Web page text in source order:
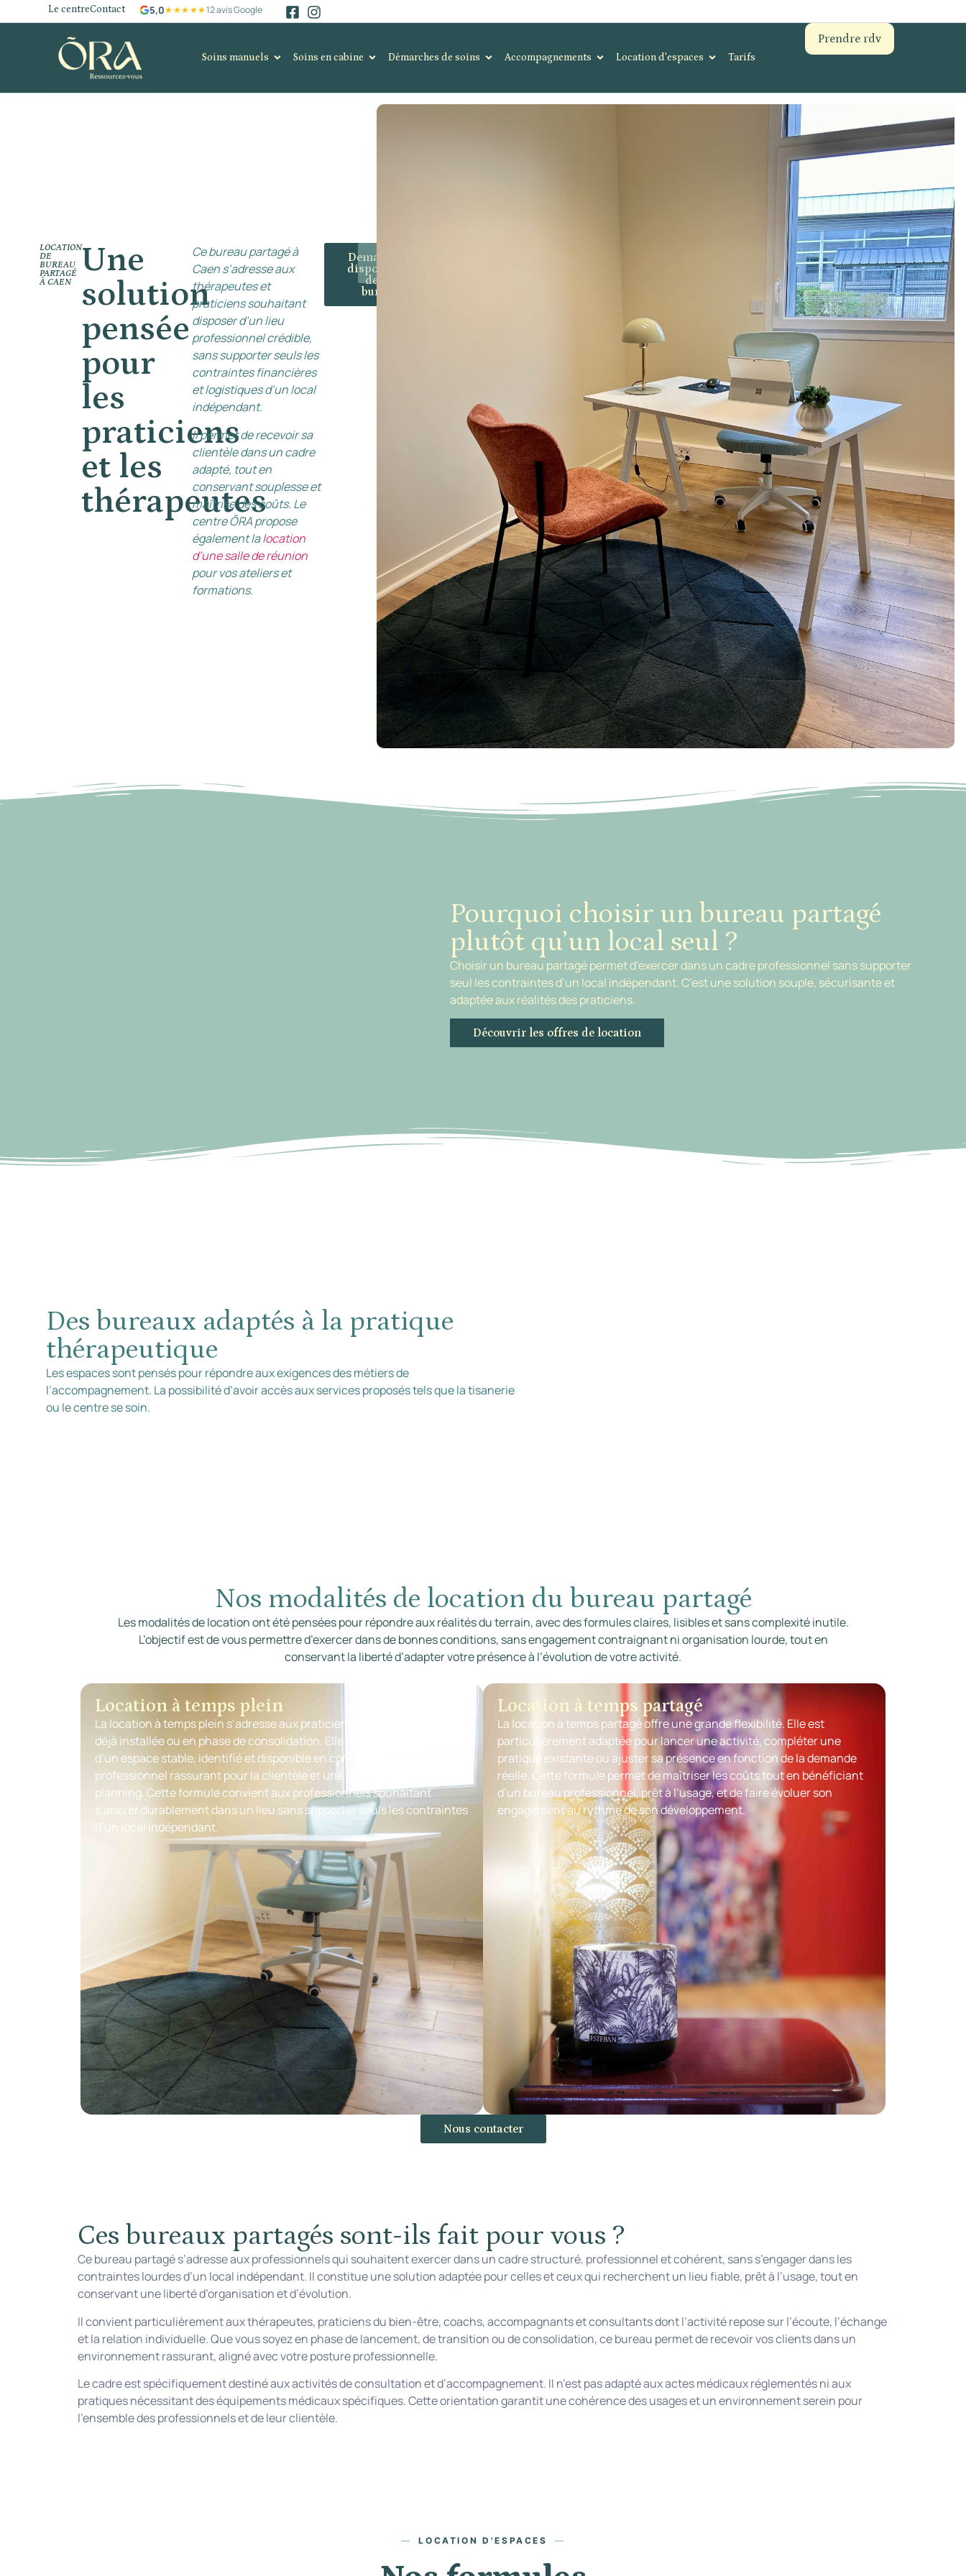
Le centreContact 5,0★★★★★12 avis Google
Soins manuels Soins en cabine Démarches de soins Accompagnements Location d'espaces Tarifs
Prendre rdv
LOCATION
DE
BUREAU
PARTAGÉ
À CAEN
Une
solution
pensée
pour
les
praticiens
et les
thérapeutes
Ce bureau partagé à
Caen s’adresse aux
thérapeutes et
praticiens souhaitant
disposer d’un lieu
professionnel crédible,
sans supporter seuls les
contraintes financières
et logistiques d’un local
indépendant.
Il permet de recevoir sa
clientèle dans un cadre
adapté, tout en
conservant souplesse et
maîtrise des coûts. Le
centre ÕRA propose
également lalocation
d’une salle de réunion
pour vos ateliers et
formations.
Demander la
disponibilité
de nos
bureaux
Pourquoi choisir un bureau partagé
plutôt qu’un local seul ?
Choisir un bureau partagé permet d’exercer dans un cadre professionnel sans supporter
seul les contraintes d’un local indépendant. C’est une solution souple, sécurisante et
adaptée aux réalités des praticiens.
Découvrir les offres de location
Des bureaux adaptés à la pratique
thérapeutique
Les espaces sont pensés pour répondre aux exigences des métiers de
l’accompagnement. La possibilité d’avoir accès aux services proposés tels que la tisanerie
ou le centre se soin.
Nos modalités de location du bureau partagé
Les modalités de location ont été pensées pour répondre aux réalités du terrain, avec des formules claires, lisibles et sans complexité inutile.
L’objectif est de vous permettre d’exercer dans de bonnes conditions, sans engagement contraignant ni organisation lourde, tout en
conservant la liberté d’adapter votre présence à l’évolution de votre activité.
Location à temps plein
La location à temps plein s’adresse aux praticiens dont l’activité est
déjà installée ou en phase de consolidation. Elle permet de disposer
d’un espace stable, identifié et disponible en continu, offrant un cadre
professionnel rassurant pour la clientèle et une organisation fluide du
planning. Cette formule convient aux professionnels souhaitant
s’ancrer durablement dans un lieu sans supporter seuls les contraintes
d’un local indépendant.
Location à temps partagé
La location à temps partagé offre une grande flexibilité. Elle est
particulièrement adaptée pour lancer une activité, compléter une
pratique existante ou ajuster sa présence en fonction de la demande
réelle. Cette formule permet de maîtriser les coûts tout en bénéficiant
d’un bureau professionnel, prêt à l’usage, et de faire évoluer son
engagement au rythme de son développement.
Nous contacter
Ces bureaux partagés sont-ils fait pour vous ?
Ce bureau partagé s’adresse aux professionnels qui souhaitent exercer dans un cadre structuré, professionnel et cohérent, sans s’engager dans les
contraintes lourdes d’un local indépendant. Il constitue une solution adaptée pour celles et ceux qui recherchent un lieu fiable, prêt à l’usage, tout en
conservant une liberté d’organisation et d’évolution.
Il convient particulièrement aux thérapeutes, praticiens du bien-être, coachs, accompagnants et consultants dont l’activité repose sur l’écoute, l’échange
et la relation individuelle. Que vous soyez en phase de lancement, de transition ou de consolidation, ce bureau permet de recevoir vos clients dans un
environnement rassurant, aligné avec votre posture professionnelle.
Le cadre est spécifiquement destiné aux activités de consultation et d’accompagnement. Il n’est pas adapté aux actes médicaux réglementés ni aux
pratiques nécessitant des équipements médicaux spécifiques. Cette orientation garantit une cohérence des usages et un environnement serein pour
l’ensemble des professionnels et de leur clientèle.
LOCATION D'ESPACES